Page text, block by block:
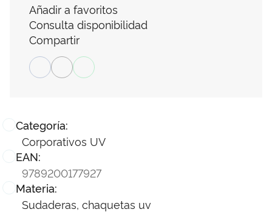
Categoría:
Corporativos UV
EAN:
9789200177927
Materia:
Sudaderas, chaquetas uv
Añadir a favoritos
Consulta disponibilidad
Compartir